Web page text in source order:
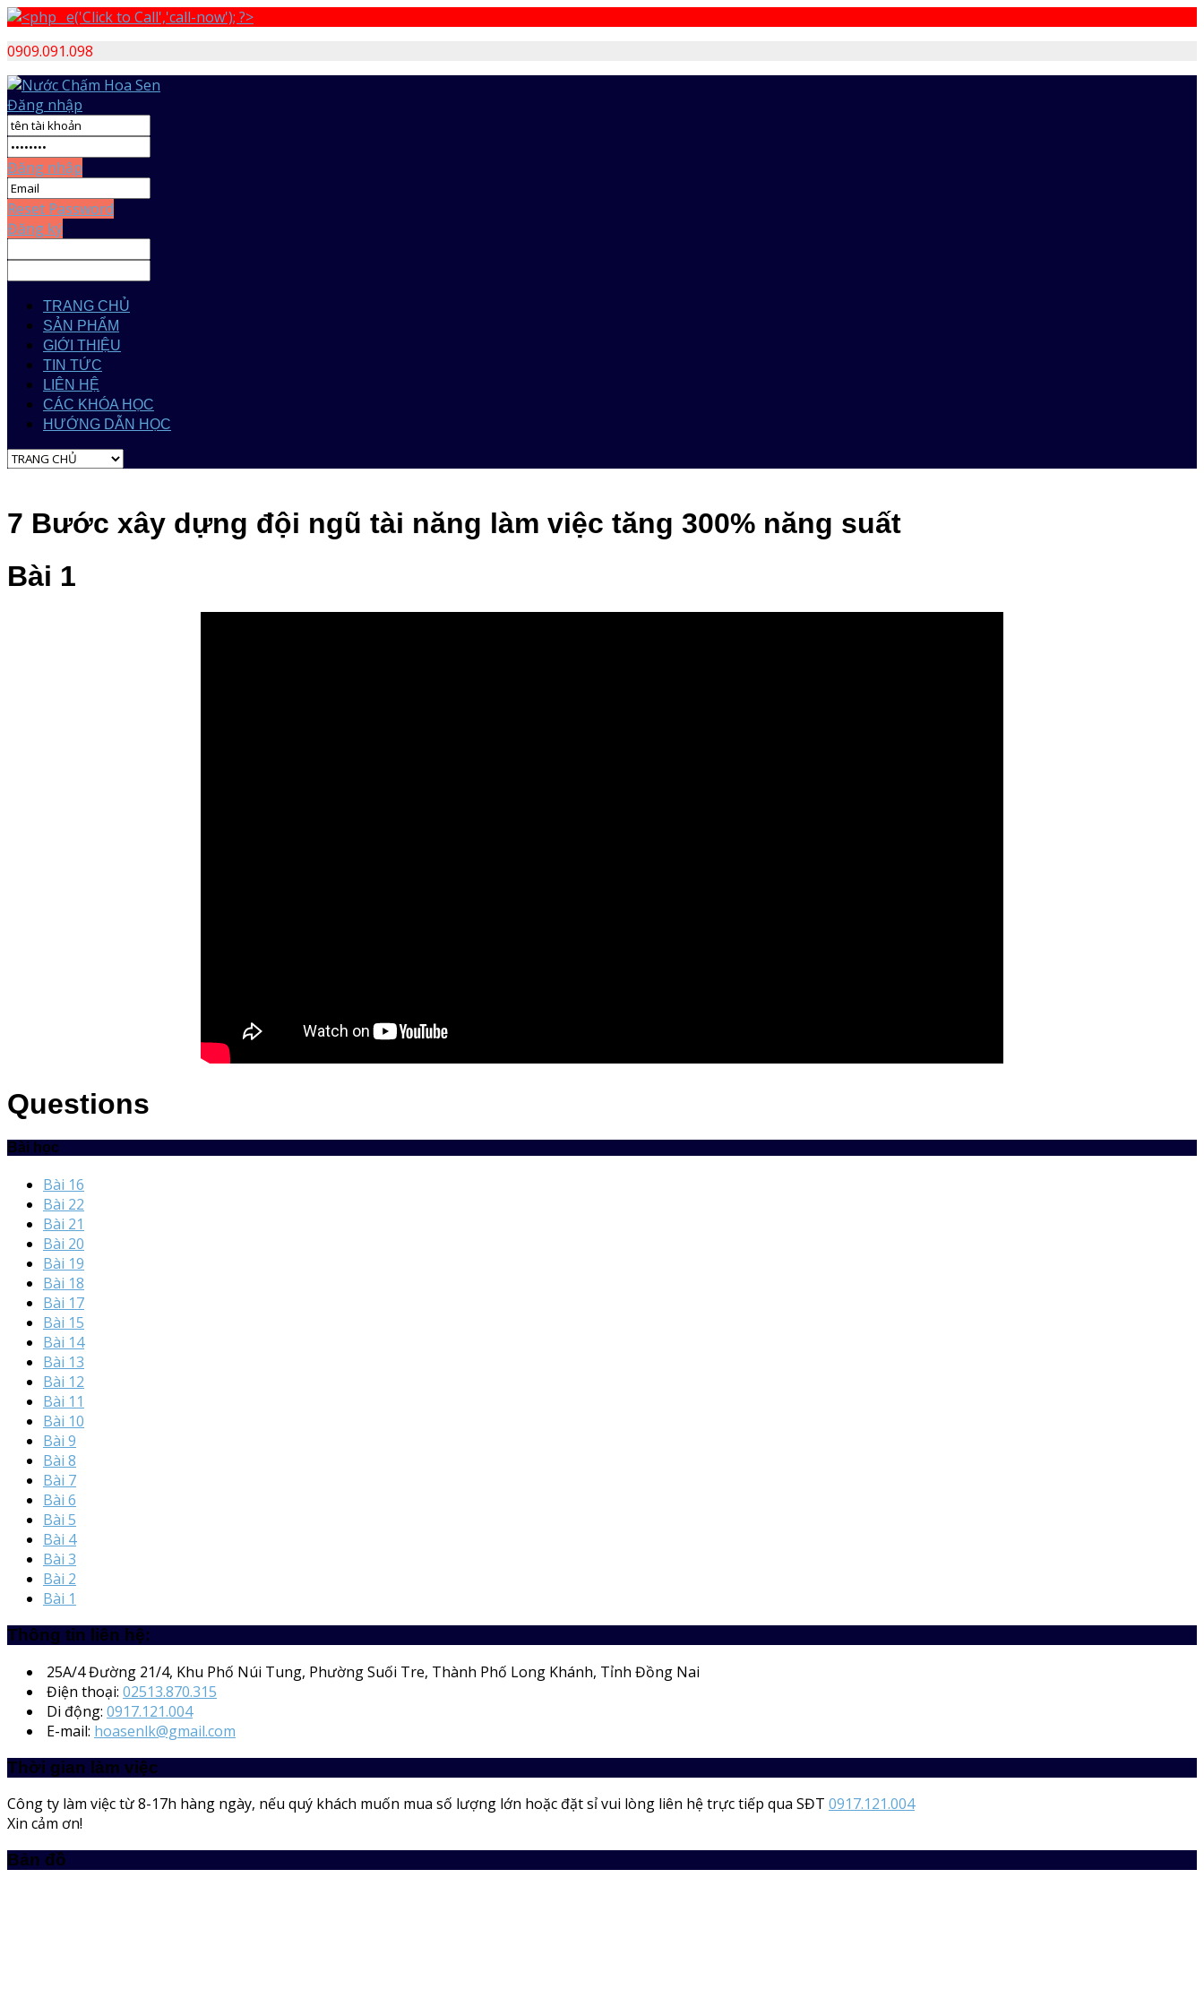
0909.091.098
Đăng nhập
Đăng nhập
Reset Password
Đăng ký
TRANG CHỦ
SẢN PHẨM
GIỚI THIỆU
TIN TỨC
LIÊN HỆ
CÁC KHÓA HỌC
HƯỚNG DẪN HỌC
7 Bước xây dựng đội ngũ tài năng làm việc tăng 300% năng suất
Bài 1
Questions
Bài học
Bài 16
Bài 22
Bài 21
Bài 20
Bài 19
Bài 18
Bài 17
Bài 15
Bài 14
Bài 13
Bài 12
Bài 11
Bài 10
Bài 9
Bài 8
Bài 7
Bài 6
Bài 5
Bài 4
Bài 3
Bài 2
Bài 1
Thông tin liên hệ:
25A/4Đường 21/4, Khu Phố Núi Tung, Phường Suối Tre, Thành Phố Long Khánh, Tỉnh Đồng Nai
Điện thoại: 02513.870.315
Di động: 0917.121.004
E-mail: hoasenlk@gmail.com
Thời gian làm việc
Công ty làm việc từ 8-17h hàng ngày, nếu quý khách muốn mua số lượng lớn hoặc đặt sỉ vui lòng liên hệ trực tiếp qua SĐT 0917.121.004
Xin cảm ơn!
Bản đồ